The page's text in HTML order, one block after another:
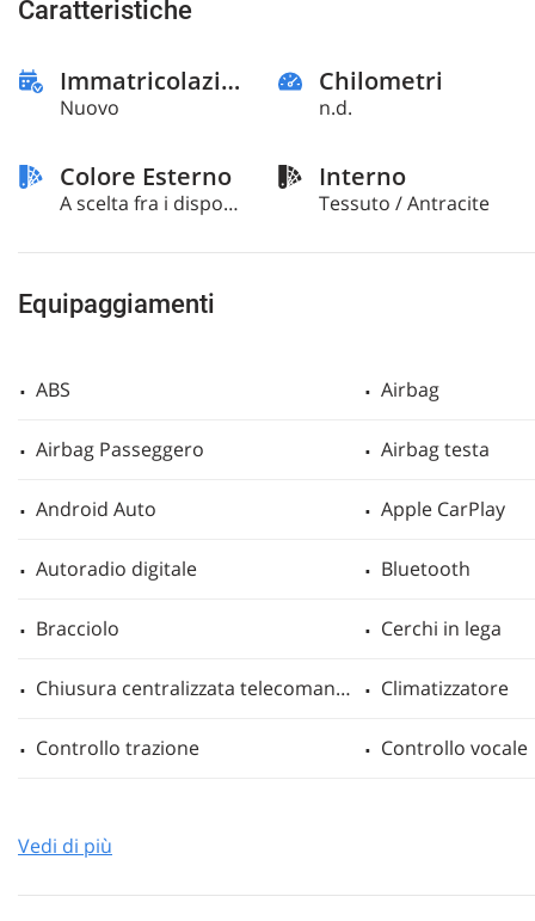
Caratteristiche
Immatricolazione
Nuovo
Chilometri
n.d.
Colore Esterno
A scelta fra i disponibili / Pastello
Interno
Tessuto / Antracite
Equipaggiamenti
ABS Airbag
Airbag Passeggero Airbag testa
Android Auto Apple CarPlay
Autoradio digitale Bluetooth
Bracciolo Cerchi in lega
Chiusura centralizzata telecomandata Climatizzatore
Controllo trazione Controllo vocale
Filtro antiparticolato
Vedi di più
questi
di
tracciamento
alla
cookie
policy.
modificare
scelte
momento.